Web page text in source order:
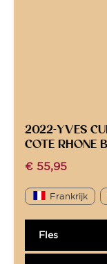
2022-YVES
COTE RHONE
€ 55,95
Frankrijk
Fles